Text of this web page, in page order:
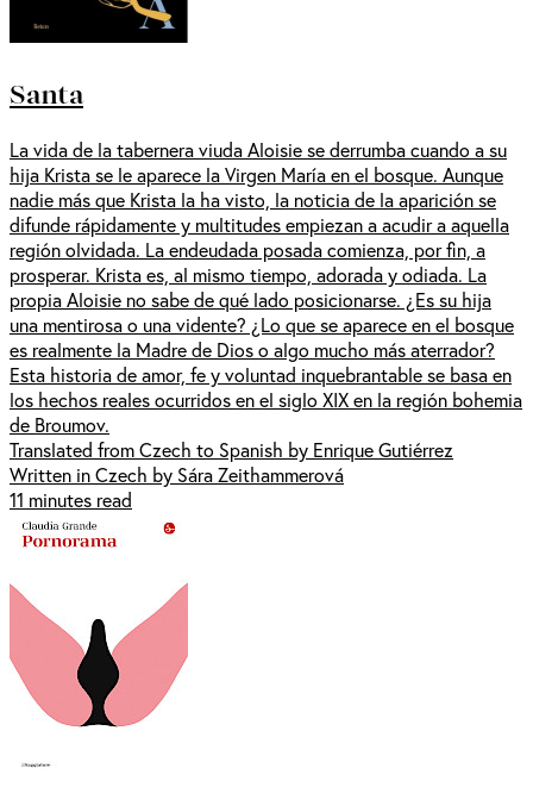
Santa
La vida de la tabernera viuda Aloisie se derrumba cuando a su
hija Krista se le aparece la Virgen María en el bosque. Aunque
nadie más que Krista la ha visto, la noticia de la aparición se
difunde rápidamente y multitudes empiezan a acudir a aquella
región olvidada. La endeudada posada comienza, por fin, a
prosperar. Krista es, al mismo tiempo, adorada y odiada. La
propia Aloisie no sabe de qué lado posicionarse. ¿Es su hija
una mentirosa o una vidente? ¿Lo que se aparece en el bosque
es realmente la Madre de Dios o algo mucho más aterrador?
Esta historia de amor, fe y voluntad inquebrantable se basa en
los hechos reales ocurridos en el siglo XIX en la región bohemia
de Broumov.
Translated from Czech to Spanish by Enrique Gutiérrez
Written in Czech by Sára Zeithammerová
11 minutes read